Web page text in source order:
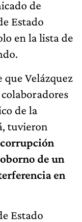
de
Estado
en la lista de
que Velázquez
de la
tuvieron
de un
en
Estado